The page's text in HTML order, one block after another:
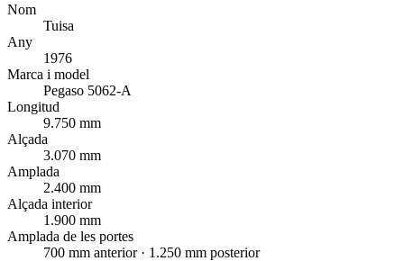
Nom
Tuisa
Any
1976
Marca i model
Pegaso 5062-A
Longitud
9.750 mm
Alçada
3.070 mm
Amplada
2.400 mm
Alçada interior
1.900 mm
Amplada de les portes
700 mm anterior · 1.250 mm posterior